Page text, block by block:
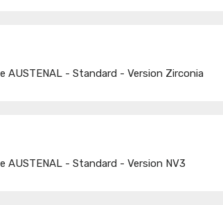
AUSTENAL - Standard - Version Zirconia
AUSTENAL - Standard - Version NV3